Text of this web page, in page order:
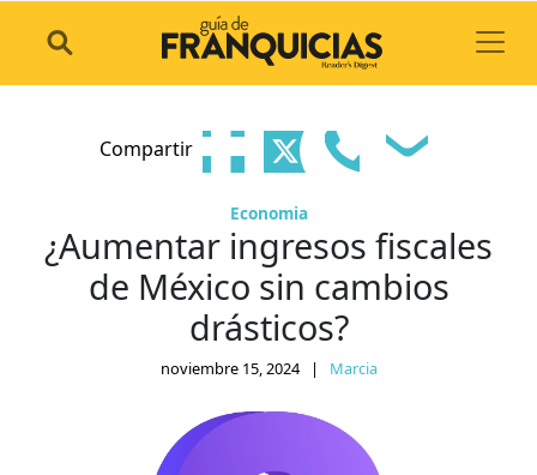
Compartir
Economia
¿Aumentar ingresos fiscales
de México sin cambios
drásticos?
noviembre 15, 2024 | Marcia